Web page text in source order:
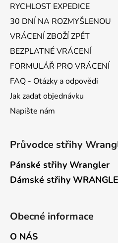
RYCHLOST EXPEDICE
30 DNÍ NA ROZMYŠLENOU
VRÁCENÍ ZBOŽÍ ZPĚT
BEZPLATNÉ VRÁCENÍ
FORMULÁŘ PRO VRÁCENÍ
FAQ - Otázky a odpovědi
Jak zadat objednávku
Napište nám
Průvodce střihy
Pánské střihy Wrangler
Dámské střihy
Obecné informace
O NÁS